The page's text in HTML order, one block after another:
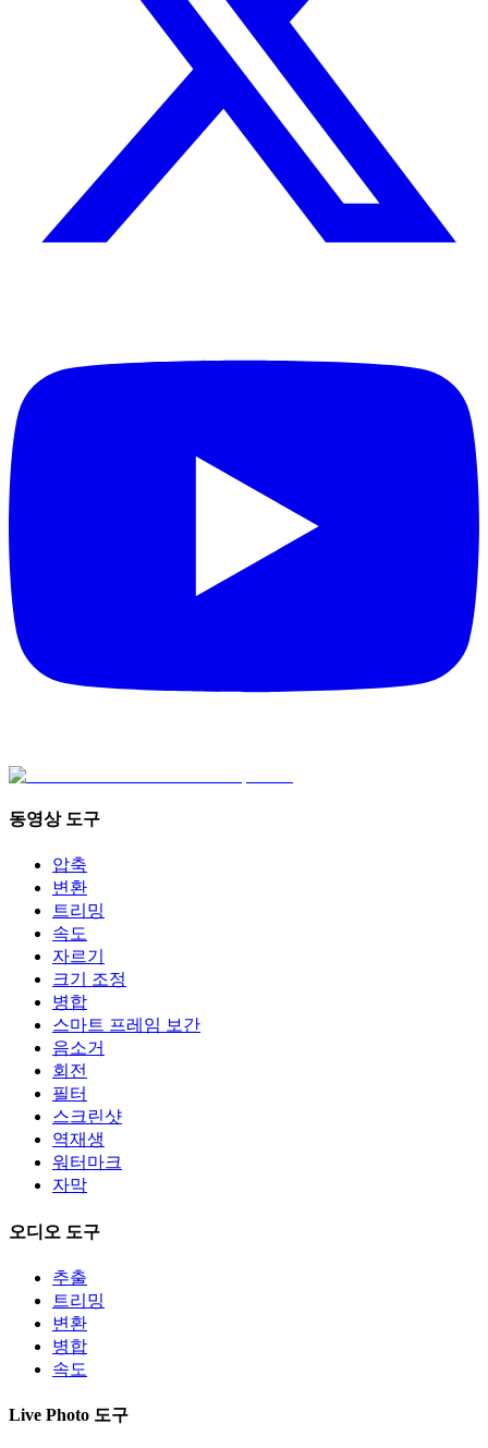
동영상 도구
압축
변환
트리밍
속도
자르기
크기 조정
병합
스마트 프레임 보간
음소거
회전
필터
스크린샷
역재생
워터마크
자막
오디오 도구
추출
트리밍
변환
병합
속도
Live Photo 도구